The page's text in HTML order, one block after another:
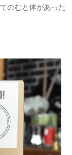
のむと体があった